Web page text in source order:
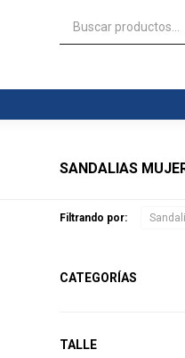
SANDALIAS
Filtrando por:
CATEGORÍAS
TALLE